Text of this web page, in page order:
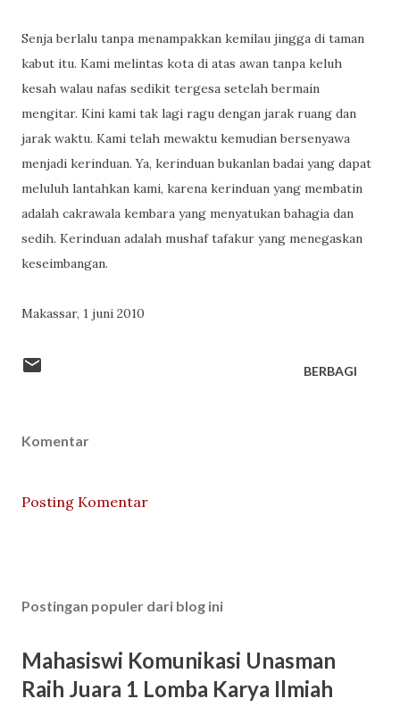
Senja berlalu tanpa menampakkan kemilau jingga di taman
kabut itu. Kami melintas kota di atas awan tanpa keluh
kesah walau nafas sedikit tergesa setelah bermain
mengitar. Kini kami tak lagi ragu dengan jarak ruang dan
jarak waktu. Kami telah mewaktu kemudian bersenyawa
menjadi kerinduan. Ya, kerinduan bukanlan badai yang dapat
meluluh lantahkan kami, karena kerinduan yang membatin
adalah cakrawala kembara yang menyatukan bahagia dan
sedih. Kerinduan adalah mushaf tafakur yang menegaskan
keseimbangan.
Makassar, 1 juni 2010
BERBAGI
Komentar
Posting Komentar
Postingan populer dari blog ini
Mahasiswi Komunikasi Unasman
Raih Juara 1 Lomba Karya Ilmiah